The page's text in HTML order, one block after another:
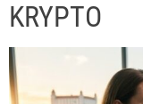
KRYPTO